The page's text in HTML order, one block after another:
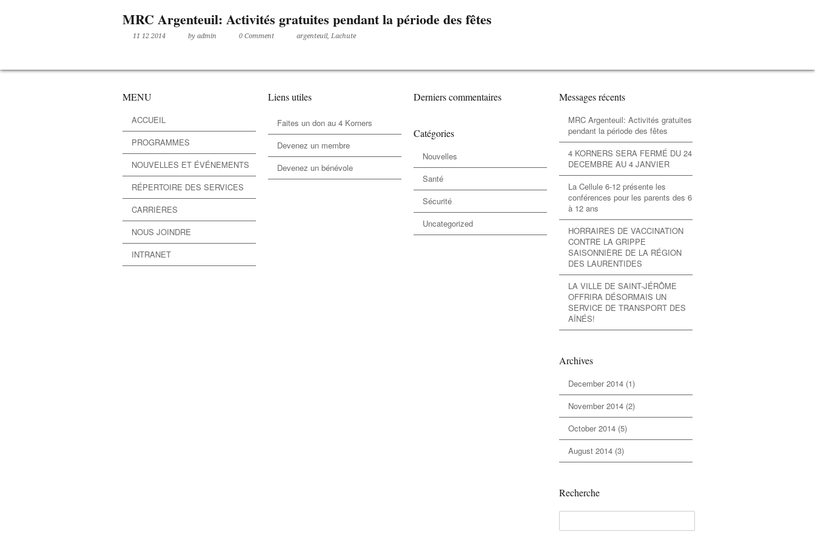
MRC Argenteuil: Activités gratuites pendant la période des fêtes
11 12 2014 by admin 0 Comment argenteuil, Lachute
MENU
ACCUEIL
PROGRAMMES
NOUVELLES ET ÉVÉNEMENTS
RÉPERTOIRE DES SERVICES
CARRIÈRES
NOUS JOINDRE
INTRANET
Liens utiles
Faites un don au 4 Korners
Devenez un membre
Devenez un bénévole
Derniers commentaires
Catégories
Nouvelles
Santé
Sécurité
Uncategorized
Messages récents
MRC Argenteuil: Activités gratuites
pendant la période des fêtes
4 KORNERS SERA FERMÉ DU 24
DECEMBRE AU 4 JANVIER
La Cellule 6-12 présente les
conférences pour les parents des 6
à 12 ans
HORRAIRES DE VACCINATION
CONTRE LA GRIPPE
SAISONNIÈRE DE LA RÉGION
DES LAURENTIDES
LA VILLE DE SAINT-JÉRÔME
OFFRIRA DÉSORMAIS UN
SERVICE DE TRANSPORT DES
AÎNÉS!
Archives
December 2014 (1)
November 2014 (2)
October 2014 (5)
August 2014 (3)
Recherche